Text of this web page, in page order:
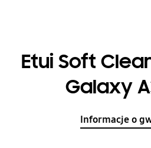
Etui Soft
Galaxy
Informacje o